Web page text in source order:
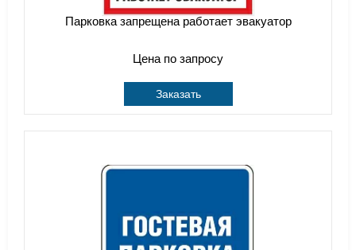
Парковка запрещена работает эвакуатор
Цена по запросу
Заказать